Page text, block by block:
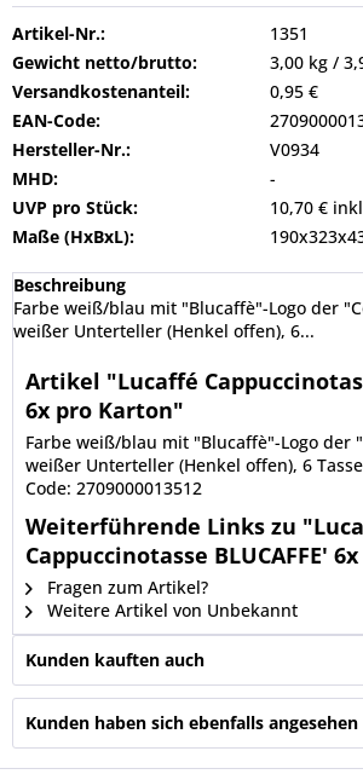
Artikel-Nr.:
1351
Gewicht netto/brutto:
3,00 kg /
Versandkostenanteil:
0,95 €
EAN-Code:
Hersteller-Nr.:
V0934
MHD:
-
UVP pro Stück:
10,70 €
Maße (HxBxL):
Beschreibung
Farbe weiß/blau mit "Blucaffè"-Logo der
weißer Unterteller (Henkel offen), 6...
Artikel "Lucaffé
6x pro Karton"
Farbe weiß/blau mit "Blucaffè"-Logo der
weißer Unterteller (Henkel offen), 6
Code: 2709000013512
Weiterführende Links zu
Cappuccinotasse BLUCAFFE'
Fragen zum Artikel?
Weitere Artikel von Unbekannt
Kunden kauften auch
Kunden haben sich ebenfalls angesehen